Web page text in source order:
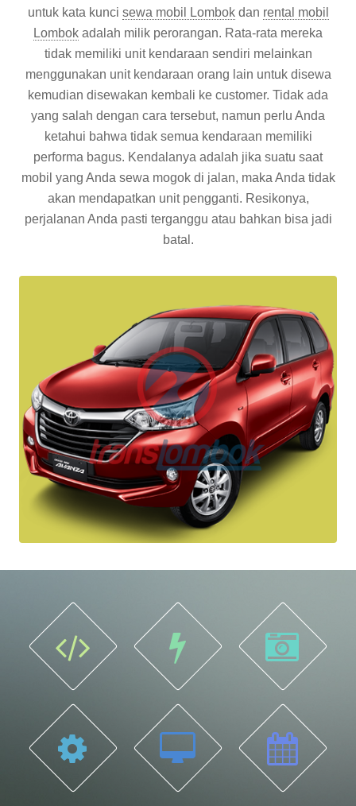
untuk kata kunci sewa mobil Lombokdan rental mobil
Lombok adalah milik perorangan. Rata-rata mereka
tidak memiliki unit kendaraan sendiri melainkan
menggunakan unit kendaraan orang lain untuk disewa
kemudian disewakan kembali ke customer. Tidak ada
yang salah dengan cara tersebut, namun perlu Anda
ketahui bahwa tidak semua kendaraan memiliki
performa bagus. Kendalanya adalah jika suatu saat
mobil yang Anda sewa mogok di jalan, maka Anda tidak
akan mendapatkan unit pengganti. Resikonya,
perjalanan Anda pasti terganggu atau bahkan bisa jadi
batal.